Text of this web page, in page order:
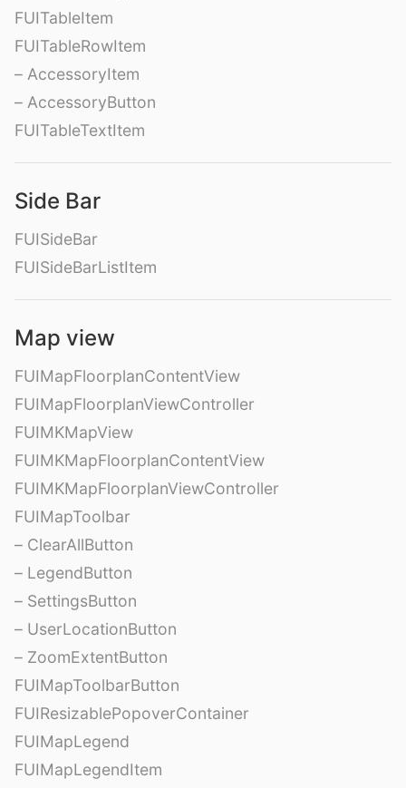
FUITableItem
FUITableRowItem
– AccessoryItem
– AccessoryButton
FUITableTextItem
Side Bar
FUISideBar
FUISideBarListItem
Map view
FUIMapFloorplanContentView
FUIMapFloorplanViewController
FUIMKMapView
FUIMKMapFloorplanContentView
FUIMKMapFloorplanViewController
FUIMapToolbar
– ClearAllButton
– LegendButton
– SettingsButton
– UserLocationButton
– ZoomExtentButton
FUIMapToolbarButton
FUIResizablePopoverContainer
FUIMapLegend
FUIMapLegendItem